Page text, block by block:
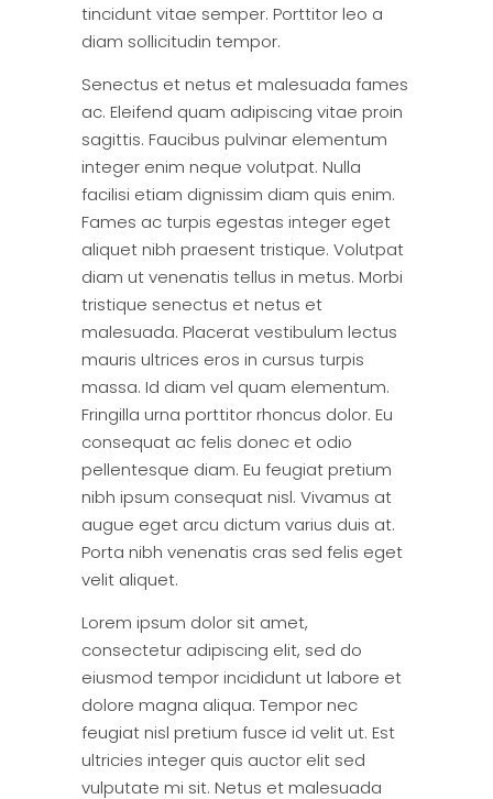
tincidunt vitae semper. Porttitor leo a
diam sollicitudin tempor.
Senectus et netus et malesuada fames
ac. Eleifend quam adipiscing vitae proin
sagittis. Faucibus pulvinar elementum
integer enim neque volutpat. Nulla
facilisi etiam dignissim diam quis enim.
Fames ac turpis egestas integer eget
aliquet nibh praesent tristique. Volutpat
diam ut venenatis tellus in metus. Morbi
tristique senectus et netus et
malesuada. Placerat vestibulum lectus
mauris ultrices eros in cursus turpis
massa. Id diam vel quam elementum.
Fringilla urna porttitor rhoncus dolor. Eu
consequat ac felis donec et odio
pellentesque diam. Eu feugiat pretium
nibh ipsum consequat nisl. Vivamus at
augue eget arcu dictum varius duis at.
Porta nibh venenatis cras sed felis eget
velit aliquet.
Lorem ipsum dolor sit amet,
consectetur adipiscing elit, sed do
eiusmod tempor incididunt ut labore et
dolore magna aliqua. Tempor nec
feugiat nisl pretium fusce id velit ut. Est
ultricies integer quis auctor elit sed
vulputate mi sit. Netus et malesuada